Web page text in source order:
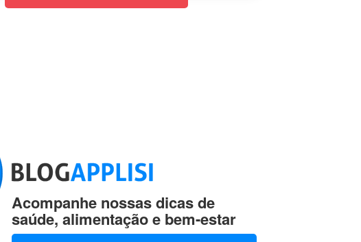
Acompanhe nossas dicas de
saúde, alimentação e bem-estar